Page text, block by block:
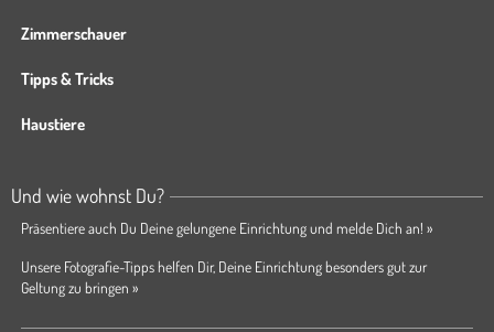
Zimmerschauer
Tipps & Tricks
Haustiere
Und wie wohnst Du?
Präsentiere auch Du Deine gelungene Einrichtung und melde Dich an! »
Unsere Fotografie-Tipps helfen Dir, Deine Einrichtung besonders gut zur
Geltung zu bringen »